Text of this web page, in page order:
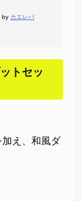
by カエレバ
トセッ
え、和風ダ